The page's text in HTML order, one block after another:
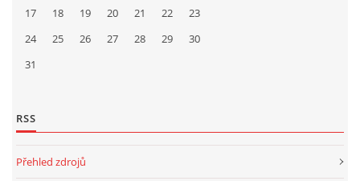
17
18 19 20 21 22
23
24
25 26 27 28 29
30
31
RSS
Přehled zdrojů